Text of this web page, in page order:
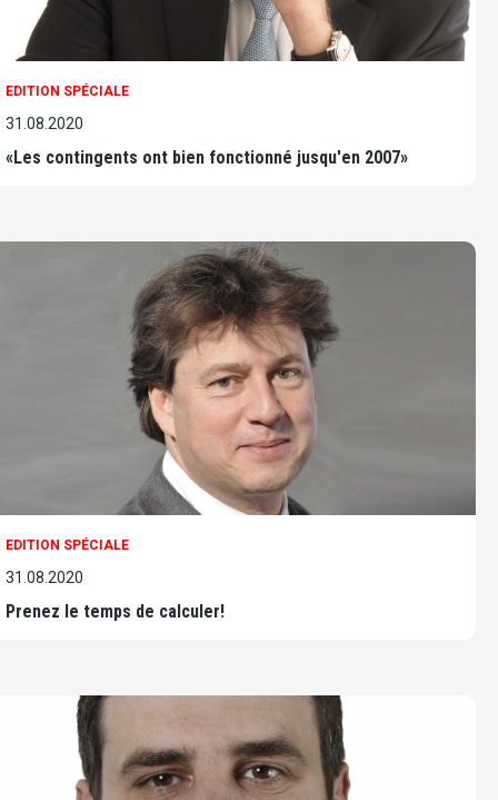
EDITION SPÉCIALE
31.08.2020
«Les contingents ont bien fonctionné jusqu'en 2007»
EDITION SPÉCIALE
31.08.2020
Prenez le temps de calculer!